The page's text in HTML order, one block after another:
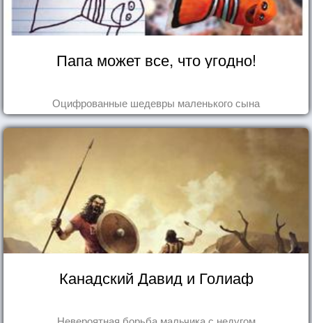
Папа может все, что угодно!
Оцифрованные шедевры маленького сына
Канадский Давид и Голиаф